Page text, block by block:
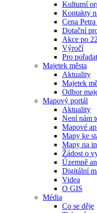
Kulturní
Kontakty
Cena
Dotační
Akce po
Výročí
Pro
Majetek města
Aktuality
Majetek
Odbor
Mapový portál
Aktuality
Není nám
Mapové
Mapy ke
Mapy na
Žádost o
Územně
Digitální
Videa
O GIS
Média
Co se děje